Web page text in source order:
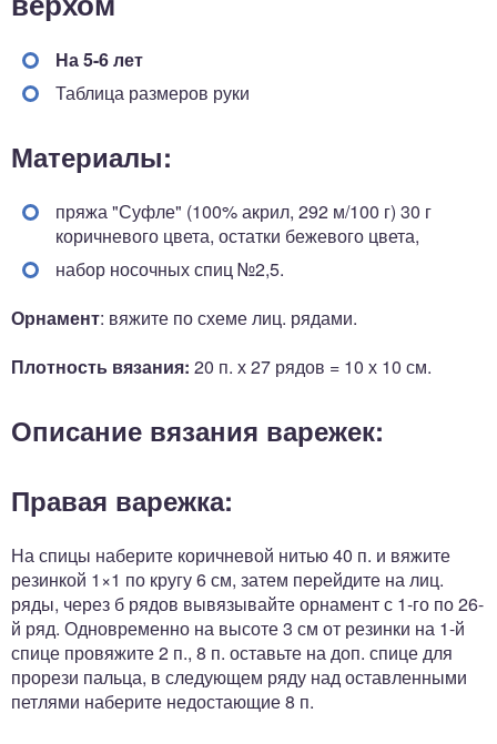
На 5-6 лет
Таблица размеров руки
Материалы:
пряжа "Суфле" (100% акрил, 292 м/100 г) 30 г
коричневого цвета, остатки бежевого цвета,
набор носочных спиц №2,5.
Орнамент: вяжите по схеме лиц. рядами.
Плотность вязания: 20 п. х 27 рядов = 10 х 10 см.
Описание вязания варежек:
Правая варежка:
На спицы наберите коричневой нитью 40 п. и вяжите
резинкой 1×1 по кругу 6 см, затем перейдите на лиц.
ряды, через б рядов вывязывайте орнамент с 1-го по 26-
й ряд. Одновременно на высоте 3 см от резинки на 1-й
спице провяжите 2 п., 8 п. оставьте на доп. спице для
прорези пальца, в следующем ряду над оставленными
петлями наберите недостающие 8 п.